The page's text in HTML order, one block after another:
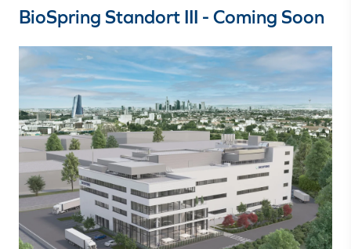
BioSpring Standort III - Coming Soon